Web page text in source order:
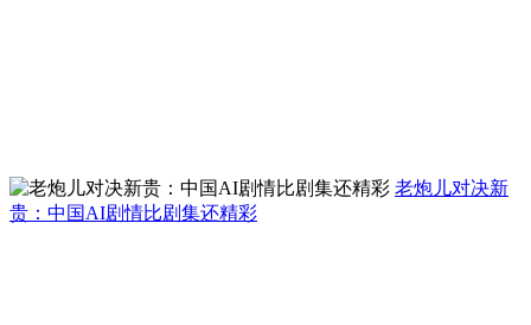
老炮儿对决新
贵：中国AI剧情比剧集还精彩